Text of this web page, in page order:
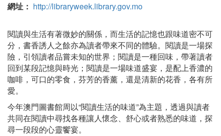
網址： http://libraryweek.library.gov.mo
閱讀與生活有著微妙的關係，而生活的記憶也跟味道密不可
分，書香誘人之餘亦為讀者帶來不同的體驗。閱讀是一場探
險，引領讀者品嘗未知的世界；閱讀是一種回味，帶著讀者
回到某段記憶與時光；閱讀是一場味道盛宴，是配上香濃的
咖啡，可口的零食，芬芳的香薰，還是清新的花香，各有所
愛。
今年澳門圖書館周以“閱讀生活的味道”為主題，透過與讀者
共同在閱讀中尋找各種讓人懷念、舒心或者熟悉的味道，探
尋一段段的心靈饗宴。